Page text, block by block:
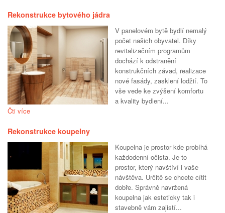
Rekonstrukce bytového jádra
V panelovém bytě bydlí nemalý
počet našich obyvatel. Díky
revitalizačním programům
dochází k odstranění
konstrukčních závad, realizace
nové fasády, zasklení lodžií. To
vše vede ke zvýšení komfortu
a kvality bydlení...
Čti více
Rekonstrukce koupelny
Koupelna je prostor kde probíhá
každodenní očista. Je to
prostor, který navštíví i vaše
návštěva. Určitě se chcete cítit
dobře. Správně navržená
koupelna jak esteticky tak i
stavebně vám zajistí...